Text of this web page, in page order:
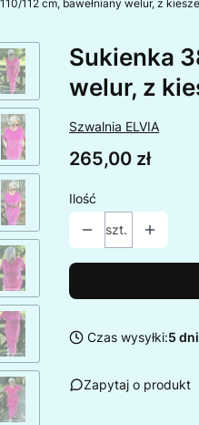
112 cm, bawełniany welur, z
Sukienka
welur, z
Szwalnia ELVIA
Cena
265,00 zł
Ilość
szt.
Czas wysyłki:5 dni
Zapytaj o produkt